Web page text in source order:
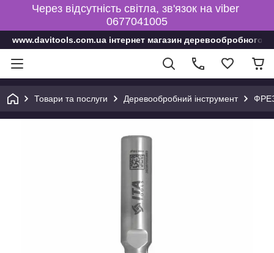
Через відсутність світла, зв'язок на viber
0677041005
www.davitools.com.ua інтернет магазин деревообробного
Товари та послуги Деревообробний інструмент